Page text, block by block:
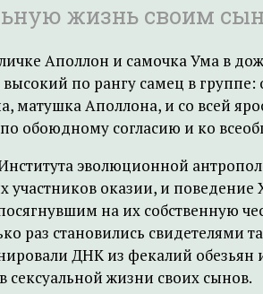
жизнь своим
Аполлон и самочка Ума в
по рангу самец в
матушка Аполлона, и со всей
обоюдному согласию и ко
эволюционной
участников оказии, и
на их собственную
раз становились свидетелями
ДНК из фекалий
сексуальной жизни своих сынов.